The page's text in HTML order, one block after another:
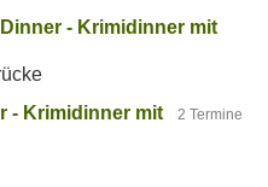
- Krimidinner mit
2 Termine
- Krimidinner mit